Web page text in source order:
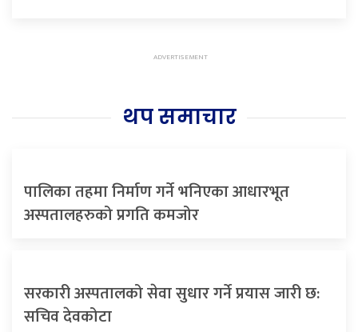
थप समाचार
पालिका तहमा निर्माण गर्ने भनिएका आधारभूत
अस्पतालहरुको प्रगति कमजोर
सरकारी अस्पतालको सेवा सुधार गर्ने प्रयास जारी छ:
सचिव देवकोटा